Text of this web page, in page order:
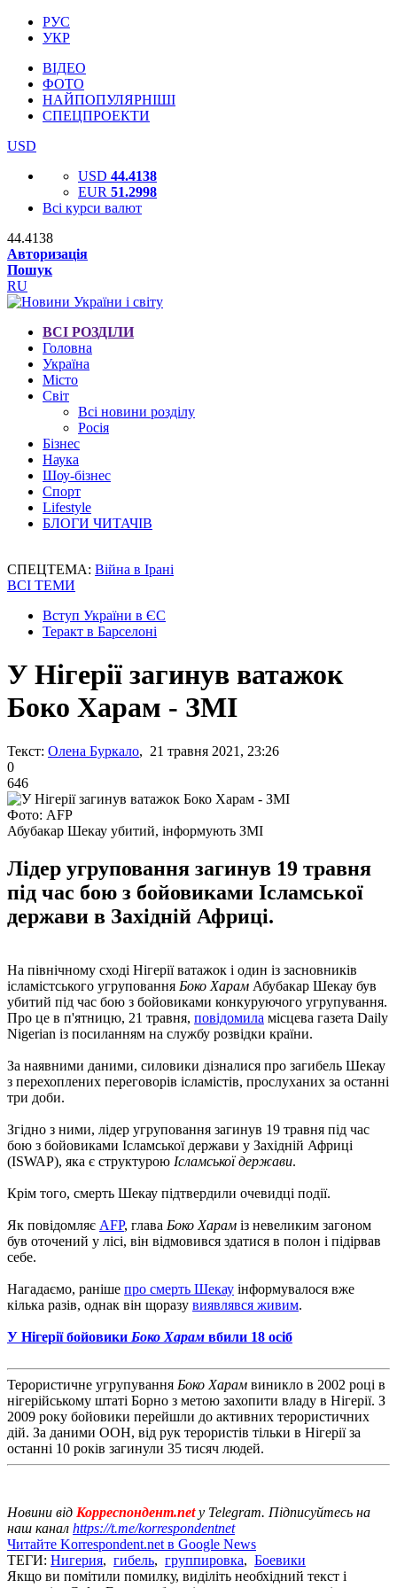
РУС
УКР
ВІДЕО
ФОТО
НАЙПОПУЛЯРНІШІ
СПЕЦПРОЕКТИ
USD
USD 44.4138
EUR 51.2998
Всі курси валют
44.4138
Авторизація
Пошук
RU
ВСІ РОЗДІЛИ
Головна
Україна
Місто
Світ
Всі новини розділу
Росія
Бізнес
Наука
Шоу-бізнес
Спорт
Lifestyle
БЛОГИ ЧИТАЧІВ
СПЕЦТЕМА: Війна в Ірані
ВСІ ТЕМИ
Вступ України в ЄС
Теракт в Барселоні
У Нігерії загинув ватажок
Боко Харам - ЗМІ
Текст: Олена Буркало, 21 травня 2021, 23:26
0
646
Фото: AFP
Абубакар Шекау убитий, інформують ЗМІ
Лідер угруповання загинув 19 травня
під час бою з бойовиками Ісламської
держави в Західній Африці.
На північному сході Нігерії ватажок і один із засновників
ісламістського угруповання Боко Харам Абубакар Шекау був
убитий під час бою з бойовиками конкуруючого угрупування.
Про це в п'ятницю, 21 травня, повідомила місцева газета Daily
Nigerian із посиланням на службу розвідки країни.
За наявними даними, силовики дізналися про загибель Шекау
з перехоплених переговорів ісламістів, прослуханих за останні
три доби.
Згідно з ними, лідер угруповання загинув 19 травня під час
бою з бойовиками Ісламської держави у Західній Африці
(ISWAP), яка є структурою Ісламської держави.
Крім того, смерть Шекау підтвердили очевидці події.
Як повідомляє AFP, глава Боко Харам із невеликим загоном
був оточений у лісі, він відмовився здатися в полон і підірвав
себе.
Нагадаємо, раніше про смерть Шекау інформувалося вже
кілька разів, однак він щоразу виявлявся живим.
У Нігерії бойовики Боко Харам вбили 18 осіб
Терористичне угрупування Боко Харам виникло в 2002 році в
нігерійському штаті Борно з метою захопити владу в Нігерії. З
2009 року бойовики перейшли до активних терористичних
дій. За даними ООН, від рук терористів тільки в Нігерії за
останні 10 років загинули 35 тисяч людей.
Новини від Корреспондент.netу Telegram. Підписуйтесь на
наш канал https://t.me/korrespondentnet
Читайте Korrespondent.net в Google News
ТЕГИ: Нигерия, гибель, группировка, Боевики
Якщо ви помітили помилку, виділіть необхідний текст і